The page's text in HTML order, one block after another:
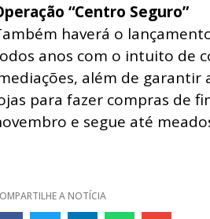
“Centro Seguro”
haverá o
anos com o intuito de
além de garantir
para fazer compras de
e segue até
A NOTÍCIA